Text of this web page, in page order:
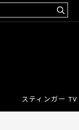
スティンガー TV